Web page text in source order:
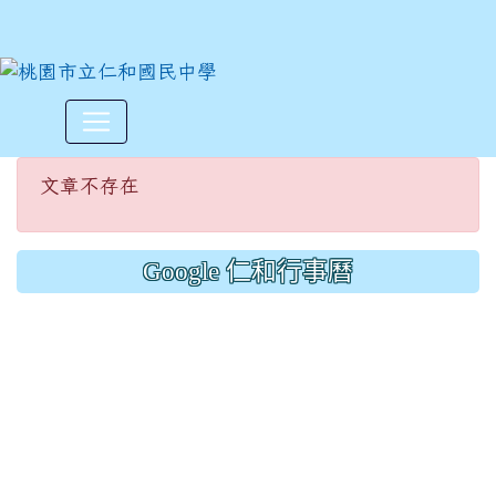
文章不存在
文章不存在
Google 仁和行事曆